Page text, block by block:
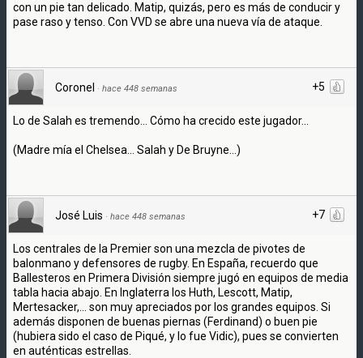
con un pie tan delicado. Matip, quizás, pero es más de conducir y
pase raso y tenso. Con VVD se abre una nueva vía de ataque.
+5
Coronel · hace 448 semanas
Lo de Salah es tremendo... Cómo ha crecido este jugador...
(Madre mía el Chelsea... Salah y De Bruyne...)
+7
José Luis · hace 448 semanas
Los centrales de la Premier son una mezcla de pivotes de
balonmano y defensores de rugby. En España, recuerdo que
Ballesteros en Primera División siempre jugó en equipos de media
tabla hacia abajo. En Inglaterra los Huth, Lescott, Matip,
Mertesacker,... son muy apreciados por los grandes equipos. Si
además disponen de buenas piernas (Ferdinand) o buen pie
(hubiera sido el caso de Piqué, y lo fue Vidic), pues se convierten
en auténticas estrellas.